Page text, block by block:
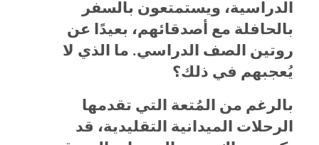
الدراسية، ويستمتعون بالسفر
بالحافلة مع أصدقائهم، بعيدًا عن
روتين الصف الدراسي. ما الذي لا
يُعجبهم في ذلك؟
بالرغم من المُتعة التي تقدمها
الرحلات الميدانية التقليدية، قد